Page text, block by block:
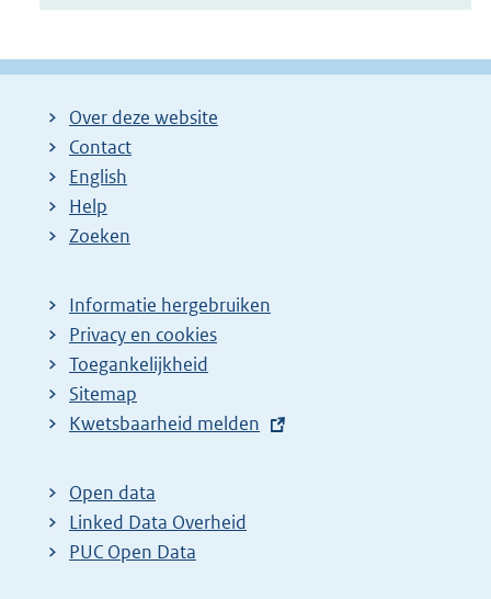
Over deze website
Contact
English
Help
Zoeken
Informatie hergebruiken
Privacy en cookies
Toegankelijkheid
Sitemap
E
t
e
r
Kwetsbaarheid melden
Open data
Linked Data Overheid
PUC Open Data